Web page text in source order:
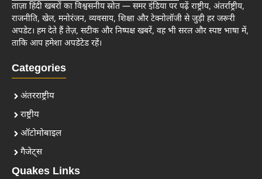
ताज़ा हिंदी खबरों का विश्वसनीय स्रोत — समर इंडिया पर पढ़ें राष्ट्रीय, अंतर्राष्ट्रीय,
राजनीति, खेल, मनोरंजन, व्यवसाय, शिक्षा और टेक्नोलॉजी से जुड़ी हर जरूरी
अपडेट। हम देते हैं तेज़, सटीक और निष्पक्ष खबरें, वह भी सरल और स्पष्ट भाषा में,
ताकि आप हमेशा अपडेटेड रहें।
Categories
अंतरराष्ट्रीय
राष्ट्रीय
ऑटोमोबाइल
गैजेट्स
Quakes Links